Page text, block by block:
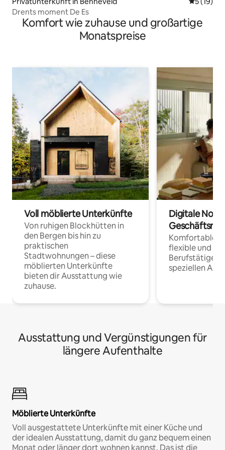
Drents moment De Es
Komfort wie zuhause und großartige
Monatspreise
Voll möblierte Unterkünfte
Von ruhigen Blockhütten in
den Bergen bis hin zu
praktischen
Stadtwohnungen – diese
möblierten Unterkünfte
bieten dir Ausstattung wie
zuhause.
Digitale
Komfortable
flexible und
Berufstätige
speziellen
Ausstattung und Vergünstigungen für
längere Aufenthalte
Möblierte Unterkünfte
Voll ausgestattete Unterkünfte mit einer Küche und
der idealen Ausstattung, damit du ganz bequem einen
Monat oder länger dort wohnen kannst. Das ist die